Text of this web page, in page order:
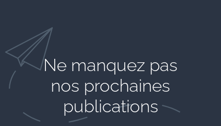
Ne manquez pas
nos prochaines
publications